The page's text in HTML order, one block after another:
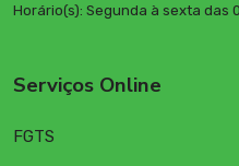
Horário(s): Segunda à sexta das
Serviços Online
FGTS